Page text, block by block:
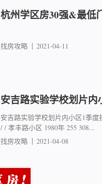
杭州学区房30强&最低
找房攻略 2021-04-11
安吉路实验学校划片
安吉路实验学校划片内小区1季
/ / 孝丰路小区 1980年 255 308...
找房攻略
2021-04-08